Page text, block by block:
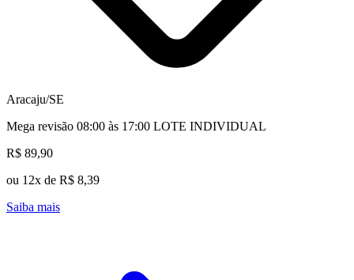
Aracaju/SE
Mega revisão 08:00 às 17:00 LOTE INDIVIDUAL
R$ 89,90
ou 12x de R$ 8,39
Saiba mais